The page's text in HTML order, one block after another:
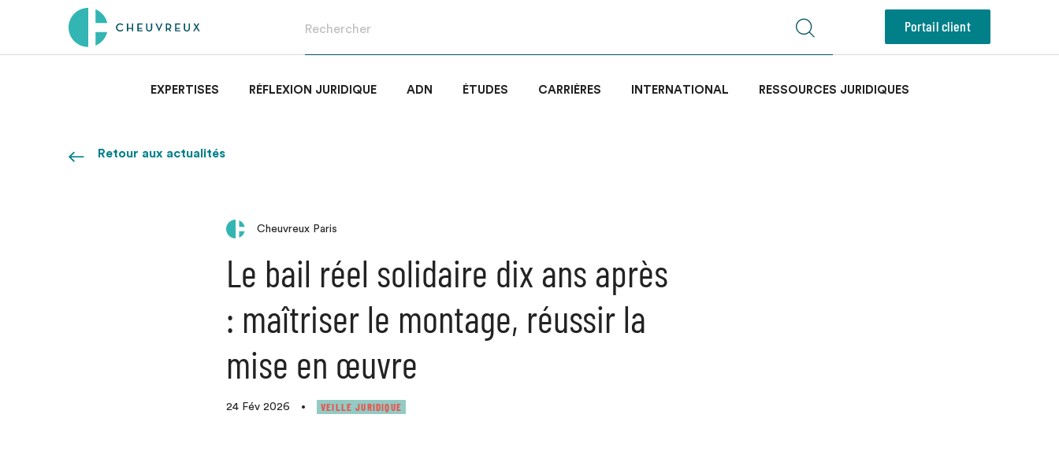
Portail client
EXPERTISES RÉFLEXION JURIDIQUE ADN ÉTUDES CARRIÈRES INTERNATIONAL RESSOURCES JURIDIQUES
Retour aux actualités
Cheuvreux Paris
Le bail réel solidaire dix ans après
: maîtriser le montage, réussir la
mise en œuvre
24 Fév 2026 • VEILLE JURIDIQUE